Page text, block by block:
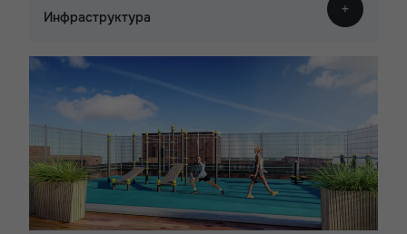
Инфраструктура